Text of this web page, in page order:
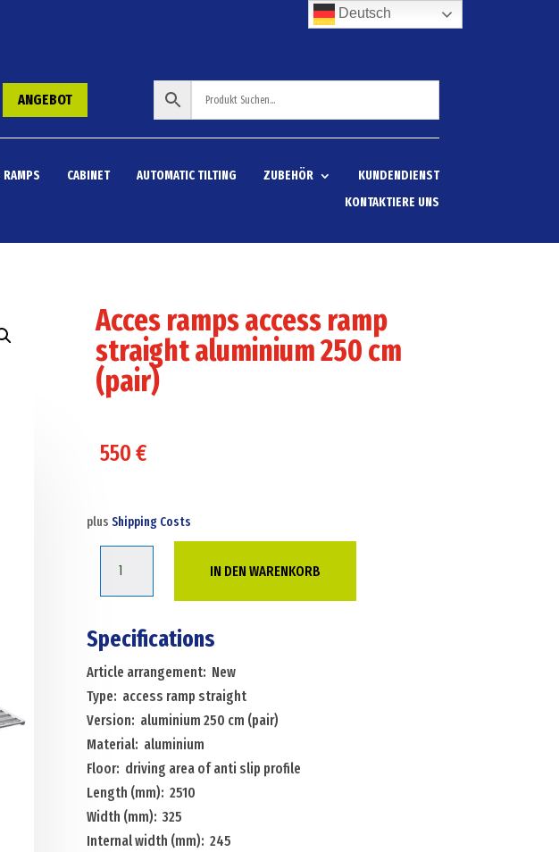
ANGEBOT
RAMPS CABINET AUTOMATIC TILTING ZUBEHÖR
KUNDENDIENST
KONTAKTIERE UNS
Acces ramps access ramp
straight aluminium 250 cm
(pair)
550€
plus Shipping Costs
straight
aluminium
250
cm
(pair)
Menge
IN DEN WARENKORB
Specifications
Article arrangement: New
Type: access ramp straight
Version: aluminium 250 cm (pair)
Material: aluminium
Floor: driving area of anti slip profile
Length (mm): 2510
Width (mm): 325
Internal width (mm): 245
Deutsch